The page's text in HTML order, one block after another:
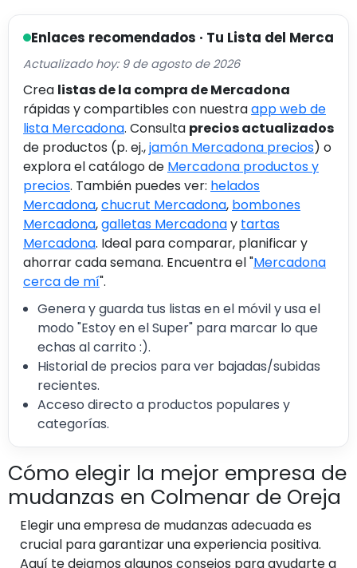
Enlaces recomendados · Tu Lista del Merca
Actualizado hoy: 9 de agosto de 2026
Crea listas de la compra de Mercadona
rápidas y compartibles con nuestraapp web de
lista Mercadona. Consulta precios actualizados
de productos (p. ej.,jamón Mercadona precios) o
explora el catálogo de Mercadona productos y
precios. También puedes ver: helados
Mercadona,chucrut Mercadona, bombones
Mercadona,galletas Mercadonay tartas
Mercadona. Ideal para comparar, planificar y
ahorrar cada semana. Encuentra el "Mercadona
cerca de mí".
Genera y guarda tus listas en el móvil y usa el
modo "Estoy en el Super" para marcar lo que
echas al carrito :).
Historial de precios para ver bajadas/subidas
recientes.
Acceso directo a productos populares y
categorías.
Cómo elegir la mejor empresa de
mudanzas en Colmenar de Oreja
Elegir una empresa de mudanzas adecuada es
crucial para garantizar una experiencia positiva.
Aquí te dejamos algunos consejos para ayudarte a